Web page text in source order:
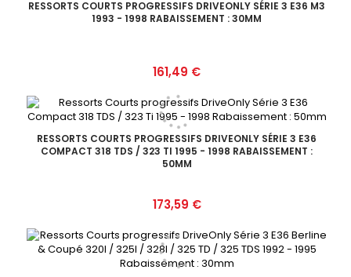
RESSORTS COURTS PROGRESSIFS DRIVEONLY SÉRIE 3 E36 M3
1993 - 1998 RABAISSEMENT : 30MM
Prix
161,49 €
RESSORTS COURTS PROGRESSIFS DRIVEONLY SÉRIE 3 E36
COMPACT 318 TDS / 323 TI 1995 - 1998 RABAISSEMENT :
50MM
Prix
173,59 €